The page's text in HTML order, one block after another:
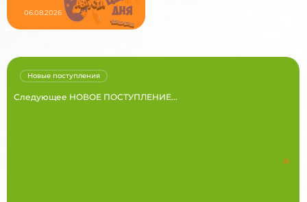
06.08.2026
Следующее НОВОЕ ПОСТУПЛЕНИЕ...
Новые поступления